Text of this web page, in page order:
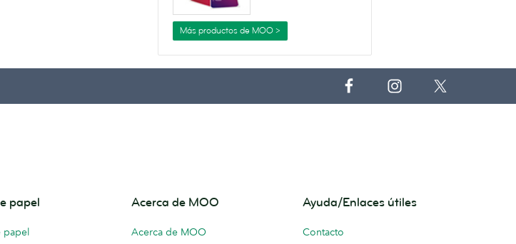
Más productos de MOO >
papel
papel
Acerca de MOO
Acerca de MOO
Ayuda/Enlaces útiles
Contacto